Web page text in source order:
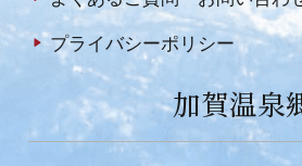
プライバシーポリシー
加賀温泉